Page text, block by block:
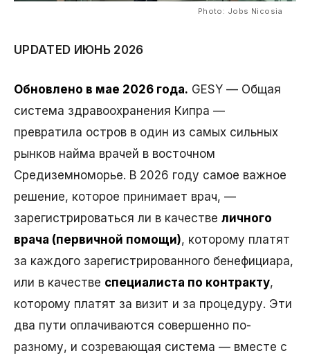
Photo: Jobs Nicosia
UPDATED ИЮНЬ 2026
Обновлено в мае 2026 года. GESY — Общая
система здравоохранения Кипра —
превратила остров в один из самых сильных
рынков найма врачей в восточном
Средиземноморье. В 2026 году самое важное
решение, которое принимает врач, —
зарегистрироваться ли в качестве личного
врача (первичной помощи), которому платят
за каждого зарегистрированного бенефициара,
или в качестве специалиста по контракту,
которому платят за визит и за процедуру. Эти
два пути оплачиваются совершенно по-
разному, и созревающая система — вместе с